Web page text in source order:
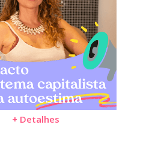
+ Detalhes